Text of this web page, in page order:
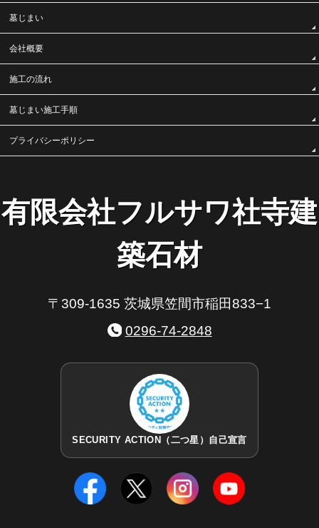
墓じまい
会社概要
施工の流れ
墓じまい施工手順
プライバシーポリシー
有限会社フルサワ社寺建
築石材
〒309-1635 茨城県笠間市稲田833−1
0296-74-2848
SECURITY ACTION（二つ星）自己宣言